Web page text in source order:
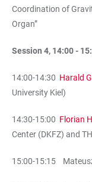
Coordination of
Organ”
Session 4, 14:00 -
14:00-14:30 Harald
University Kiel)
14:30-15:00 Florian
Center (DKFZ) and
15:00-15:15